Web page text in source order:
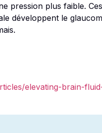
pression plus faible.
développent le
elevating-brain-